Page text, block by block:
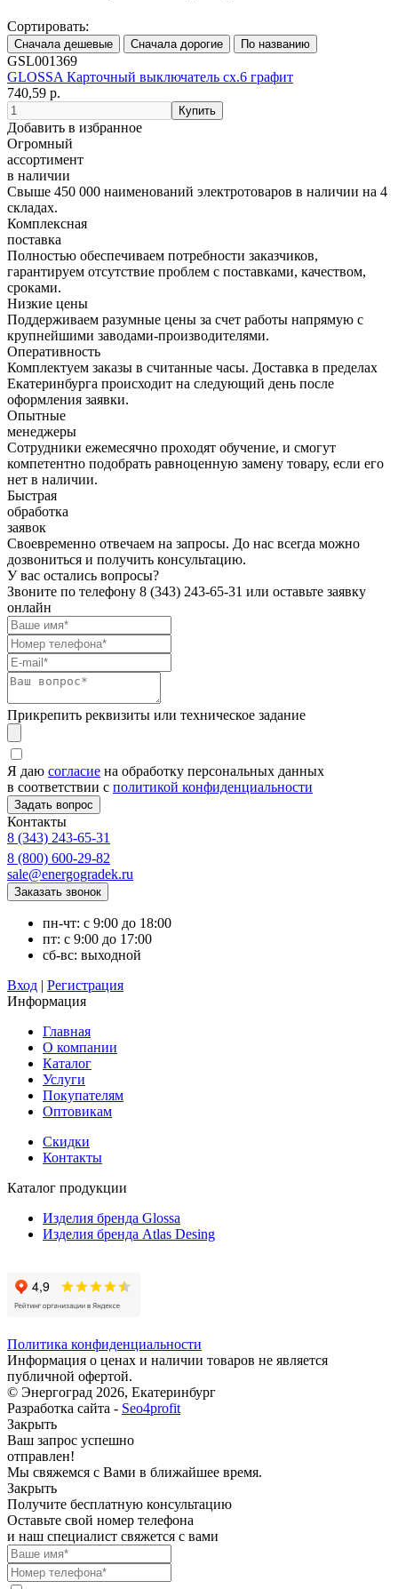
Сортировать:
GSL001369
GLOSSA Карточный выключатель сх.6 графит
740,59 р.
Добавить в избранное
Огромный
ассортимент
в наличии
Свыше 450 000 наименований электротоваров в наличии на 4
складах.
Комплексная
поставка
Полностью обеспечиваем потребности заказчиков,
гарантируем отсутствие проблем с поставками, качеством,
сроками.
Низкие цены
Поддерживаем разумные цены за счет работы напрямую с
крупнейшими заводами-производителями.
Оперативность
Комплектуем заказы в считанные часы. Доставка в пределах
Екатеринбурга происходит на следующий день после
оформления заявки.
Опытные
менеджеры
Сотрудники ежемесячно проходят обучение, и смогут
компетентно подобрать равноценную замену товару, если его
нет в наличии.
Быстрая
обработка
заявок
Своевременно отвечаем на запросы. До нас всегда можно
дозвониться и получить консультацию.
У вас остались вопросы?
Звоните по телефону 8 (343) 243-65-31 или оставьте заявку
онлайн
Прикрепить реквизиты или техническое задание
Я даю согласие на обработку персональных данных
в соответствии с политикой конфиденциальности
Контакты
8 (343) 243-65-31
8 (800) 600-29-82
sale@energogradek.ru
пн-чт: с 9:00 до 18:00
пт: с 9:00 до 17:00
сб-вс: выходной
Вход | Регистрация
Информация
Главная
О компании
Каталог
Услуги
Покупателям
Оптовикам
Скидки
Контакты
Каталог продукции
Изделия бренда Glossa
Изделия бренда Atlas Desing
Политика конфиденциальности
Информация о ценах и наличии товаров не является
публичной офертой.
© Энергоград 2026, Екатеринбург
Разработка сайта - Seo4profit
Закрыть
Ваш запрос успешно
отправлен!
Мы свяжемся с Вами в ближайшее время.
Закрыть
Получите бесплатную консультацию
Оставьте свой номер телефона
и наш специалист свяжется с вами